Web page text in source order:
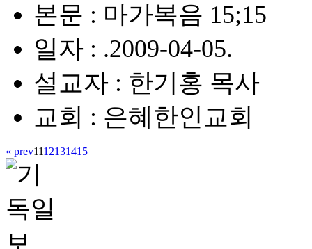
본문 : 마가복음 15;15
일자 : .2009-04-05.
설교자 : 한기홍 목사
교회 : 은혜한인교회
« prev1112131415